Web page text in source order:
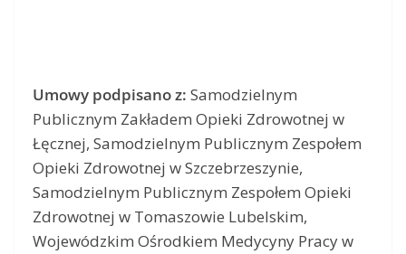
Umowy podpisano z: Samodzielnym
Publicznym Zakładem Opieki Zdrowotnej w
Łęcznej, Samodzielnym Publicznym Zespołem
Opieki Zdrowotnej w Szczebrzeszynie,
Samodzielnym Publicznym Zespołem Opieki
Zdrowotnej w Tomaszowie Lubelskim,
Wojewódzkim Ośrodkiem Medycyny Pracy w